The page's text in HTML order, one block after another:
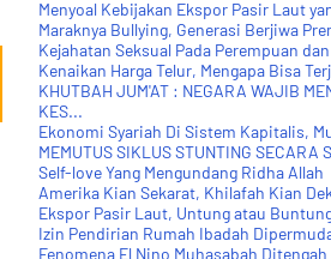
Menyoal Kebijakan Ekspor Pasir Laut
Maraknya Bullying, Generasi Berjiwa
Kejahatan Seksual Pada Perempuan
Kenaikan Harga Telur, Mengapa Bisa
KHUTBAH JUM'AT : NEGARA WAJIB
KES...
Ekonomi Syariah Di Sistem Kapitalis,
MEMUTUS SIKLUS STUNTING SECARA
Self-love Yang Mengundang Ridha Allah
Amerika Kian Sekarat, Khilafah Kian
Ekspor Pasir Laut, Untung atau
Izin Pendirian Rumah Ibadah
Fenomena El Nino Muhasabah